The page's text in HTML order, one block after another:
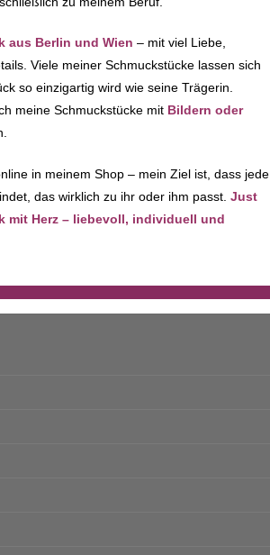
aus Berlin und Wien – mit viel Liebe,
Viele meiner Schmuckstücke lassen sich
so einzigartig wird wie seine Trägerin.
meine Schmuckstücke mit Bildern oder
in meinem Shop – mein Ziel ist, dass jede
das wirklich zu ihr oder ihm passt. Just
mit Herz – liebevoll, individuell und